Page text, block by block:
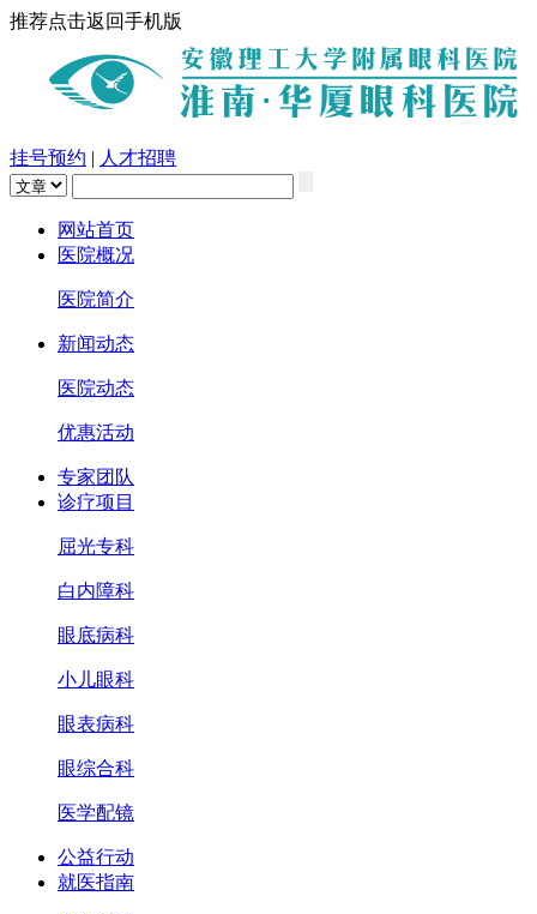
推荐点击返回手机版
挂号预约 | 人才招聘
网站首页
医院概况
医院简介
新闻动态
医院动态
优惠活动
专家团队
诊疗项目
屈光专科
白内障科
眼底病科
小儿眼科
眼表病科
眼综合科
医学配镜
公益行动
就医指南